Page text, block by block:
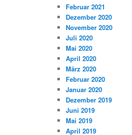
Februar 2021
Dezember 2020
November 2020
Juli 2020
Mai 2020
April 2020
März 2020
Februar 2020
Januar 2020
Dezember 2019
Juni 2019
Mai 2019
April 2019